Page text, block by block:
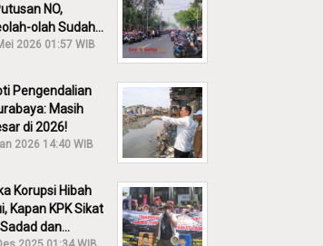
NO,
olah Sudah
2026 01:57 WIB
Pengendalian
Masih
di 2026!
2026 14:40 WIB
Korupsi Hibah
Kapan KPK Sikat
dan